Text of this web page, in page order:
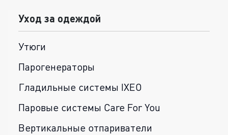
Уход за одеждой
Утюги
Парогенераторы
Гладильные системы IXEO
Паровые системы Care For You
Вертикальные отпариватели